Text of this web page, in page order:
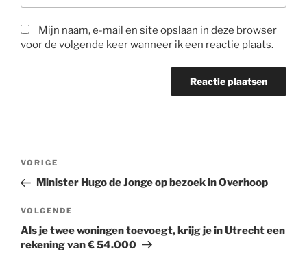
Mijn naam, e-mail en site opslaan in deze browser
voor de volgende keer wanneer ik een reactie plaats.
Vorig
bericht
VORIGE
Minister Hugo de Jonge op bezoek in Overhoop
Volgend
bericht
VOLGENDE
Als je twee woningen toevoegt, krijg je in Utrecht een
rekening van € 54.000